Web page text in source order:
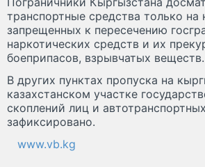
транспортные средства только на
запрещенных к пересечению
наркотических средств и их
боеприпасов, взрывчатых веществ.
В других пунктах пропуска на
казахстанском участке
скоплений лиц и
зафиксировано.
www.vb.kg